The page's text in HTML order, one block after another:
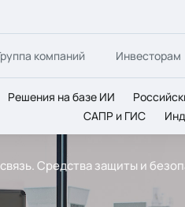
компаний Инвесторам
Решения на базе ИИ
САПР и ГИС
Средства защиты и